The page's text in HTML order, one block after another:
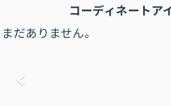
コーディネートア
まだありません。